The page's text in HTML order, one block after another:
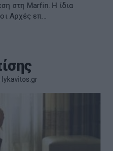
στη Marfin. Η ίδια
Αρχές επ...
lykavitos.gr